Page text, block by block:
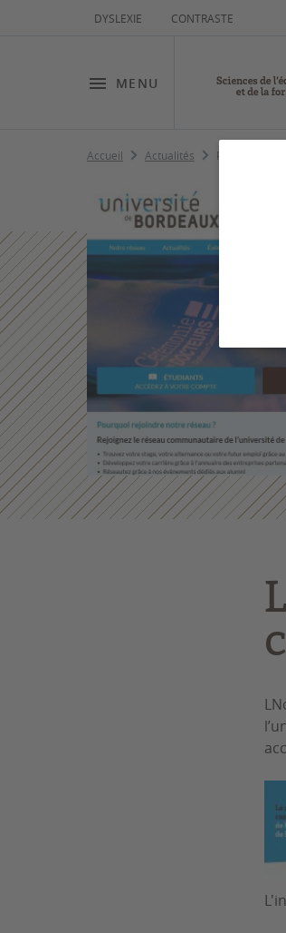
DYSLEXIE CONTRASTE
MENU
Accueil Actualités Plateforme